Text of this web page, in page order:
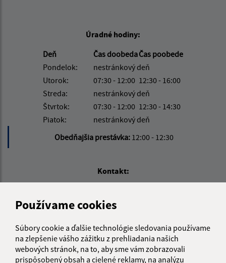
Používame cookies
Súbory cookie a ďalšie technológie sledovania používame
na zlepšenie vášho zážitku z prehliadania našich
webových stránok, na to, aby sme vám zobrazovali
prispôsobený obsah a cielené reklamy, na analýzu
Úradné hodiny:
Deň
Čas doobedaČas poobede
Pondelok:
nestránkový deň
Utorok:
07:30 - 12:00 12:30 - 16:00
Streda:
nestránkový deň
Štvrtok:
07:30 - 12:00 12:30 - 14:30
Piatok:
nestránkový deň
Obedňajšia prestávka: 12:00 - 12:30
Kontakt:
Beharovce 57
info@beharovce.sk
+421 534 596 227